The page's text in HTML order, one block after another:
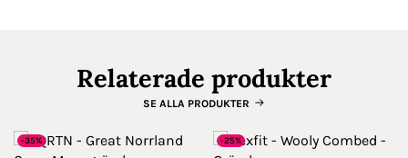
Relaterade produkter
SE ALLA PRODUKTER
-35% -25%